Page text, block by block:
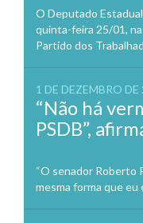
O Deputado
quinta-feira 25/01,
Partido dos
1 DE DEZEMBRO DE
“Não há
PSDB”,
“O senador Roberto
mesma forma que